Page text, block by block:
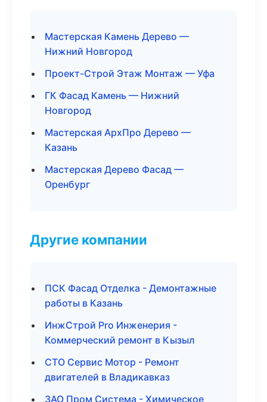
Мастерская Камень Дерево —
Нижний Новгород
Проект-Строй Этаж Монтаж — Уфа
ГК Фасад Камень — Нижний
Новгород
Мастерская АрхПро Дерево —
Казань
Мастерская Дерево Фасад —
Оренбург
Другие компании
ПСК Фасад Отделка - Демонтажные
работы в Казань
ИнжСтрой Pro Инженерия -
Коммерческий ремонт в Кызыл
СТО Сервис Мотор - Ремонт
двигателей в Владикавказ
ЗАО Пром Система - Химическое